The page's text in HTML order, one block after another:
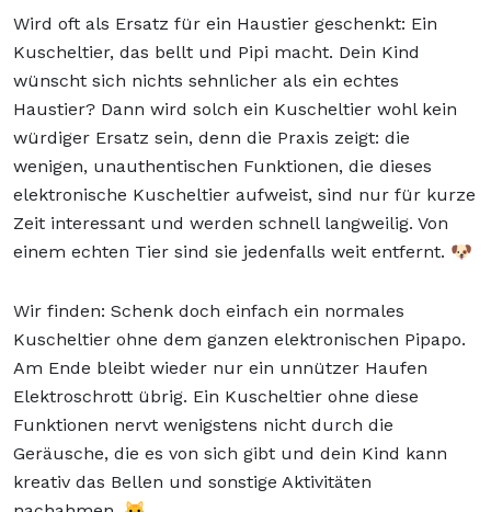
Wird oft als Ersatz für ein Haustier geschenkt: Ein
Kuscheltier, das bellt und Pipi macht. Dein Kind
wünscht sich nichts sehnlicher als ein echtes
Haustier? Dann wird solch ein Kuscheltier wohl kein
würdiger Ersatz sein, denn die Praxis zeigt: die
wenigen, unauthentischen Funktionen, die dieses
elektronische Kuscheltier aufweist, sind nur für kurze
Zeit interessant und werden schnell langweilig. Von
einem echten Tier sind sie jedenfalls weit entfernt. 🐶
Wir finden: Schenk doch einfach ein normales
Kuscheltier ohne dem ganzen elektronischen Pipapo.
Am Ende bleibt wieder nur ein unnützer Haufen
Elektroschrott übrig. Ein Kuscheltier ohne diese
Funktionen nervt wenigstens nicht durch die
Geräusche, die es von sich gibt und dein Kind kann
kreativ das Bellen und sonstige Aktivitäten